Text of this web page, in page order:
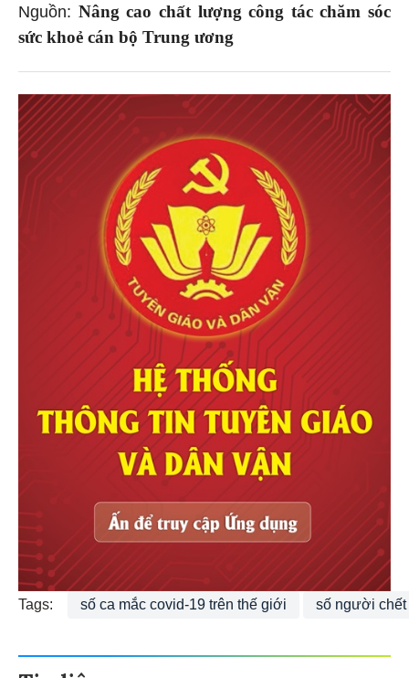
Nguồn: Nâng cao chất lượng công tác chăm sóc
sức khoẻ cán bộ Trung ương
Tags: số ca mắc covid-19 trên thế giới số người chết